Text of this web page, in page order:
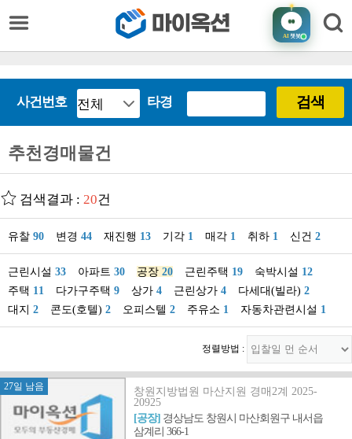
AI챗봇
사건번호 타경 검색
추천경매물건
검색결과 : 20건
유찰 90 변경 44 재진행 13 기각 1 매각 1 취하 1 신건 2
근린시설 33 아파트 30 공장 20 근린주택 19 숙박시설 12
주택 11 다가구주택 9 상가 4 근린상가 4 다세대(빌라) 2
대지 2 콘도(호텔) 2 오피스텔 2 주유소 1 자동차관련시설 1
정렬방법 :
27일 남음
창원지방법원 마산지원 경매2계 2025-
20925
[공장] 경상남도 창원시 마산회원구 내서읍
삼계리 366-1